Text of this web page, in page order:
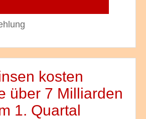
kosten
über 7 Milliarden
1. Quartal